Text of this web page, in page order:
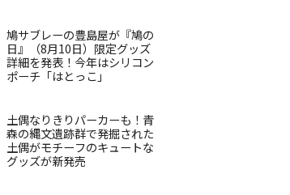
鳩サブレーの豊島屋が『鳩の
日』（8月10日）限定グッズ
詳細を発表！今年はシリコン
ポーチ「はとっこ」
土偶なりきりパーカーも！青
森の縄文遺跡群で発掘された
土偶がモチーフのキュートな
グッズが新発売